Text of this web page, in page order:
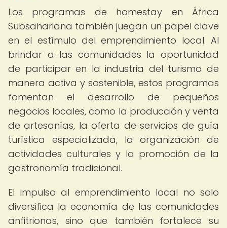
Los programas de homestay en África
Subsahariana también juegan un papel clave
en el estímulo del emprendimiento local. Al
brindar a las comunidades la oportunidad
de participar en la industria del turismo de
manera activa y sostenible, estos programas
fomentan el desarrollo de pequeños
negocios locales, como la producción y venta
de artesanías, la oferta de servicios de guía
turística especializada, la organización de
actividades culturales y la promoción de la
gastronomía tradicional.
El impulso al emprendimiento local no solo
diversifica la economía de las comunidades
anfitrionas, sino que también fortalece su